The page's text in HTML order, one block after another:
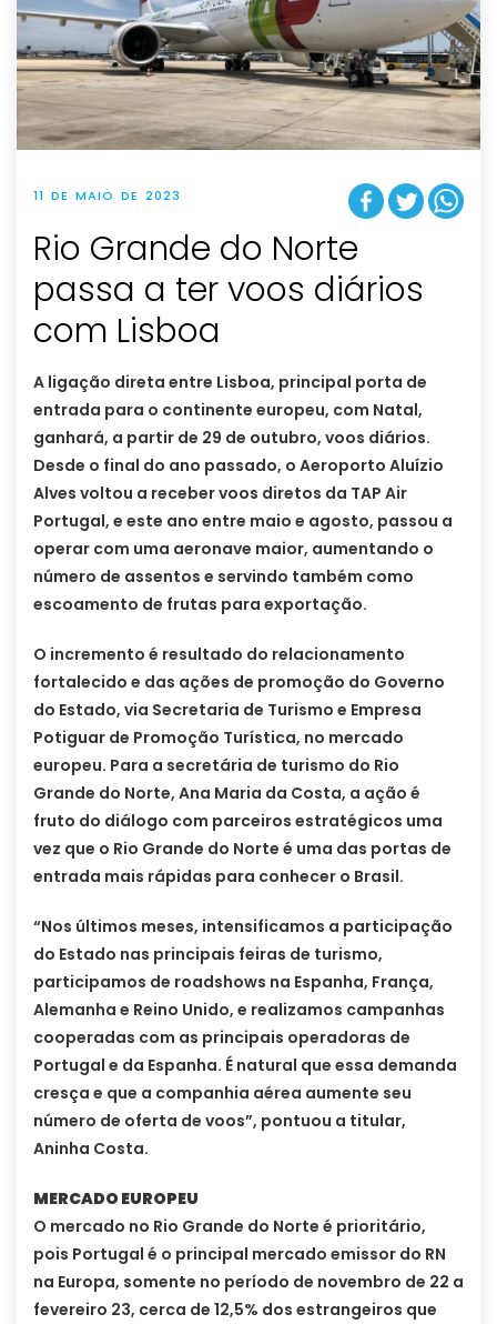
11 DE MAIO DE 2023
Rio Grande do Norte
passa a ter voos diários
com Lisboa
A ligação direta entre Lisboa, principal porta de
entrada para o continente europeu, com Natal,
ganhará, a partir de 29 de outubro, voos diários.
Desde o final do ano passado, o Aeroporto Aluízio
Alves voltou a receber voos diretos da TAP Air
Portugal, e este ano entre maio e agosto, passou a
operar com uma aeronave maior, aumentando o
número de assentos e servindo também como
escoamento de frutas para exportação.
O incremento é resultado do relacionamento
fortalecido e das ações de promoção do Governo
do Estado, via Secretaria de Turismo e Empresa
Potiguar de Promoção Turística, no mercado
europeu. Para a secretária de turismo do Rio
Grande do Norte, Ana Maria da Costa, a ação é
fruto do diálogo com parceiros estratégicos uma
vez que o Rio Grande do Norte é uma das portas de
entrada mais rápidas para conhecer o Brasil.
“Nos últimos meses, intensificamos a participação
do Estado nas principais feiras de turismo,
participamos de roadshows na Espanha, França,
Alemanha e Reino Unido, e realizamos campanhas
cooperadas com as principais operadoras de
Portugal e da Espanha. É natural que essa demanda
cresça e que a companhia aérea aumente seu
número de oferta de voos”, pontuou a titular,
Aninha Costa.
MERCADO EUROPEU
O mercado no Rio Grande do Norte é prioritário,
pois Portugal é o principal mercado emissor do RN
na Europa, somente no período de novembro de 22 a
fevereiro 23, cerca de 12,5% dos estrangeiros que